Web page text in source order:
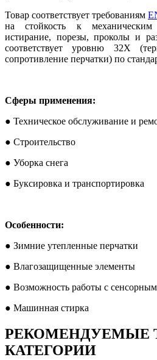
Товар соответствует требованиям
на стойкость к механическим
истирание, порезы, проколы и
соответствует уровню 32X
сопротивление перчатки) по
Сферы применения:
● Техническое обслуживание и
● Строительство
● Уборка снега
● Буксировка и транспортировка
Особенности:
● Зимние утепленные перчатки
● Влагозащищенные элементы
● Возможность работы с
● Машинная стирка
РЕКОМЕНДУЕМЫЕ
КАТЕГОРИИ